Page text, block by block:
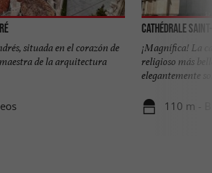
situada en el corazón de
de la arquitectura
Cathédrale
¡Magnífica! La
religioso más
elegantemente
110 m -